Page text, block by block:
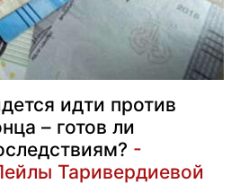
идти против
– готов ли
-
Таривердиевой